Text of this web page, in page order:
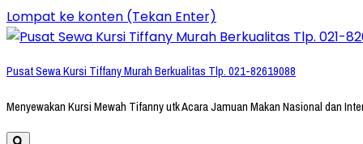
Lompat ke konten (Tekan Enter)
Pusat Sewa Kursi Tiffany Murah Berkualitas Tlp. 021-82619088
Menyewakan Kursi Mewah Tifanny utk Acara Jamuan Makan Nasional dan